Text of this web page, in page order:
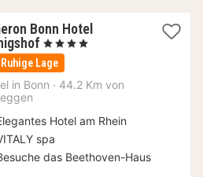
Bonn Hotel
1
Nacht
ab
97,58
, 4 Sterne
Ruhige Lage
in Bonn · 44.2 Km von
Hotel am Rhein
spa
das Beethoven-Haus